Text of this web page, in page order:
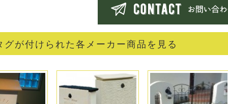
グが付けられた各メーカー商品を見る